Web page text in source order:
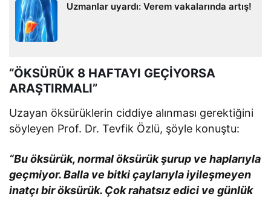
Uzmanlar uyardı: Verem vakalarında artış!
“ÖKSÜRÜK 8 HAFTAYI GEÇİYORSA
ARAŞTIRMALI”
Uzayan öksürüklerin ciddiye alınması gerektiğini
söyleyen Prof. Dr. Tevfik Özlü, şöyle konuştu:
“Bu öksürük, normal öksürük şurup ve haplarıyla
geçmiyor. Balla ve bitki çaylarıyla iyileşmeyen
inatçı bir öksürük. Çok rahatsız edici ve günlük